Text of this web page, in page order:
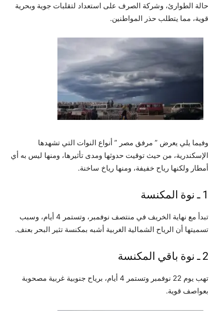
حالة الطوارئ، وشركة الصرف على استعداد لتقلبات جوية وبحرية
قوية، مما يتطلب حذر المواطنين.
وفيما يلي يعرض ” مرفق مصر ” أنواع النوات التي تشهدها
الإسكندرية، من حيث توقيت حدوثها ومدى تأثيرها، ومنها ليس به أي
أمطار ولكنها رياح خفيفة، ومنها رياخ ساخنة.
1 ـ نوة المكنسة
تبدأ مع نهاية الخريف في منتصف نوفمبر، وتستمر 4 أيام، وسبب
تسميتها أن الرياح الشمالية الغربية أشبه بمكنسة تثير البحر بعنف.
2 ـ نوة باقي المكنسة
تهب يوم 22 نوفمبر وتستمر 4 أيام، برياح جنوبية غربية مصحوبة
بعواصف قوية.